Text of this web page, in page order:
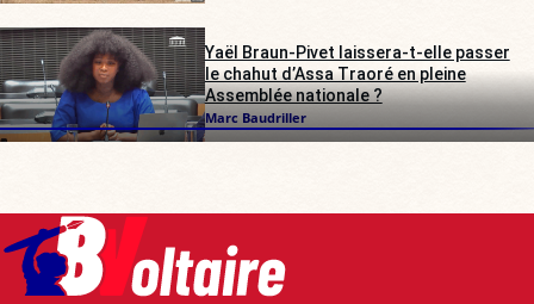
Yaël Braun-Pivet laissera-t-elle passer
le chahut d’Assa Traoré en pleine
Assemblée nationale ?
Marc Baudriller